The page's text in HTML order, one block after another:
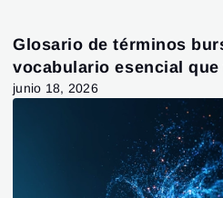
Glosario de términos
vocabulario esencial
debería conocer
junio 18, 2026